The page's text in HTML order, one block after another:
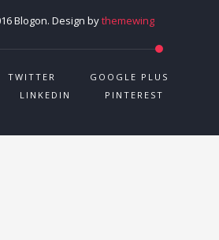
Blogon. Design bythemewing
TWITTER
GOOGLE PLUS
LINKEDIN PINTEREST